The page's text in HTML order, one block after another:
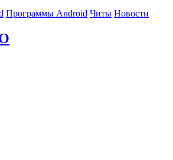
Программы Android Читы Новости